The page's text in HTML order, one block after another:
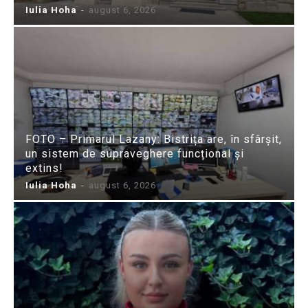
Iulia Hoha - august 6, 2026
FOTO – Primarul Lazany: Bistrița are, în sfârșit,
un sistem de supraveghere funcțional și
extins!
Iulia Hoha - august 6, 2026